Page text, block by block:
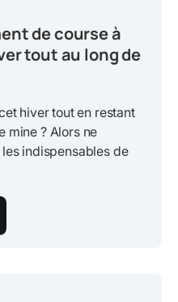
de course à
tout au long de
hiver tout en restant
mine ? Alors ne
indispensables de